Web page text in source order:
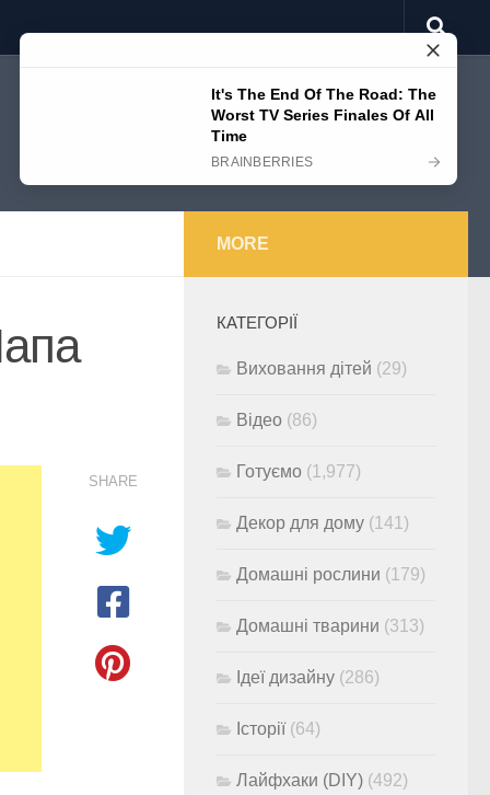
SHARE
MORE
КАТЕГОРІЇ
Виховання дітей (29)
Відео (86)
Готуємо (1,977)
Декор для дому (141)
Домашні рослини (179)
Домашні тварини (313)
Ідеї дизайну (286)
Історії(64)
Лайфхаки (DIY) (492)